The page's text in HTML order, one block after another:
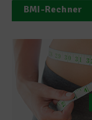
BMI-Rechner